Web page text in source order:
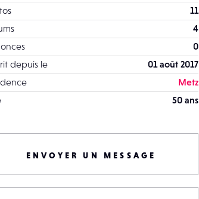
11
4
0
depuis le
01 août 2017
Metz
50 ans
ENVOYER UN MESSAGE